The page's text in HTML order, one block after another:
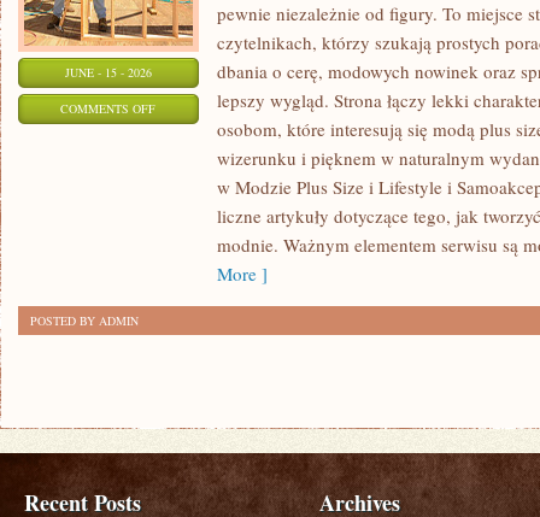
JUNE - 15 - 2026
COMMENTS OFFON
KOSMETYKI
PIELĘGNACJA
pewnie niezależnie od figury. To miejsce
czytelnikach, którzy szukają prostych
dbania o cerę, modowych nowinek oraz
lepszy wygląd. Strona łączy lekki
osobom, które interesują się modą plus
wizerunku i pięknem w naturalnym
w Modzie Plus Size i Lifestyle i
liczne artykuły dotyczące tego, jak
modnie. Ważnym elementem serwisu są
More ]
POSTED BY ADMIN
Recent Posts Archives